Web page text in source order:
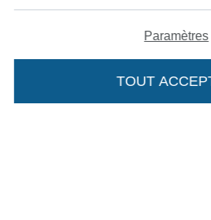
Ajouter à
Deutsch
Paramètres
TOUT